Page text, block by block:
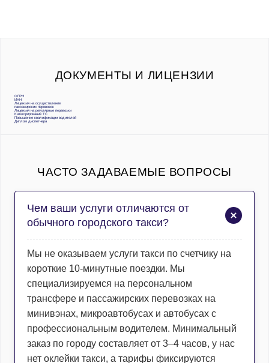
ДОКУМЕНТЫ И ЛИЦЕНЗИИ
ОГРН
ИНН
Лицензия на осуществление
пассажирских перевозок
Лицензия на регулярные перевозки
Категорирование ТС
Повышение квалификации водителей
Диплом диспетчера
ЧАСТО ЗАДАВАЕМЫЕ ВОПРОСЫ
Чем ваши услуги отличаются от
обычного городского такси?
Мы не оказываем услуги такси по счетчику на
короткие 10-минутные поездки. Мы
специализируемся на персональном
трансфере и пассажирских перевозках на
минивэнах, микроавтобусах и автобусах с
профессиональным водителем. Минимальный
заказ по городу составляет от 3–4 часов, у нас
нет оклейки такси, а тарифы фиксируются